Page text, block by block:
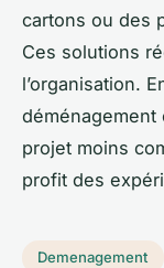
cartons ou des
Ces solutions
l’organisation.
déménagement
projet moins
profit des
Demenagement